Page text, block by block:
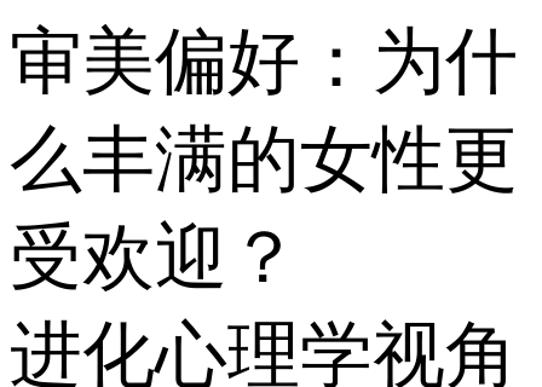
审美偏好：为什
么丰满的女性更
受欢迎？
进化心理学视角